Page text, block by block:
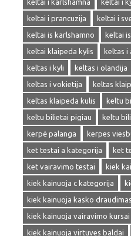
keltai i karlshamna
keltai i
keltai i prancuzija
keltai i
keltai is karlshamno
keltai
keltai klaipeda kylis
keltas i
keltas i kyli
keltas i olandija
keltas i vokietija
keltas
keltas klaipeda kulis
keltu
keltu bilietai pigiau
keltu
kerpė palanga
kerpes
ket testai a kategorija
ket
ket vairavimo testai
kiek
kiek kainuoja c kategorija
kiek kainuoja kasko draudimas
kiek kainuoja vairavimo kursai
kiek kainuoja virtuves baldai